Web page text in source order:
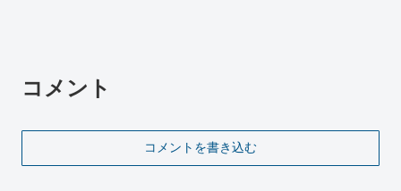
コメント
コメントを書き込む